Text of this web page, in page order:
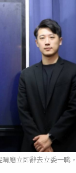
應立即辭去立委一職